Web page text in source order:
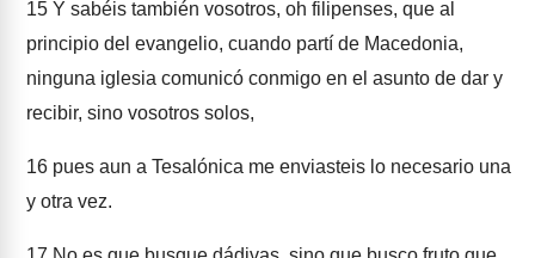
15 Y sabéis también vosotros, oh filipenses, que al
principio del evangelio, cuando partí de Macedonia,
ninguna iglesia comunicó conmigo en el asunto de dar y
recibir, sino vosotros solos,
16 pues aun a Tesalónica me enviasteis lo necesario una
y otra vez.